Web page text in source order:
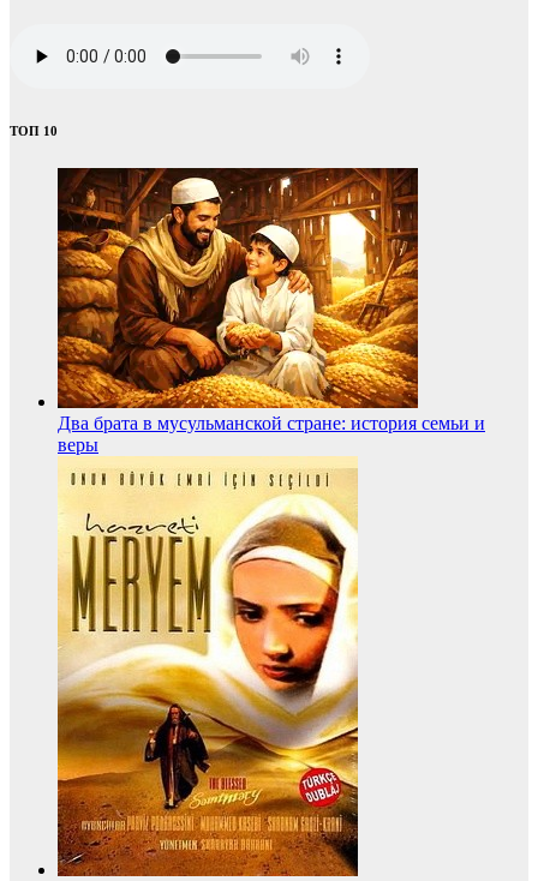
ТОП 10
Два брата в мусульманской стране: история семьи и
веры